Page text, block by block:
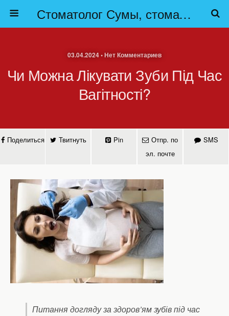
Стоматолог Сумы, стоматологические клиники Сумы, детская стоматология в Сумах. | Частная стоматология Сумы
03.04.2024 • Нет Комментариев
Чи Можна Лікувати Зуби Під Час
Вагітності?
Поделиться Твитнуть Pin
Отпр. по
эл. почте
SMS
Питання догляду за здоров’ям зубів під час